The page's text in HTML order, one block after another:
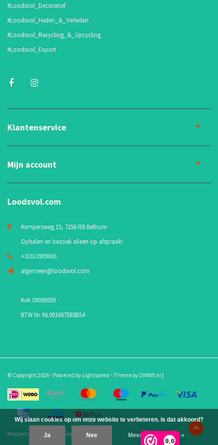
9,6
#Loodsvol_Decoratief
#Loodsvol_Heden_&_Verleden
#Loodsvol_Recycling_&_Upcycling
#Loodsvol_Export
Klantenservice
Mijn account
Loodsvol.com
Kempersweg 15, 7156 RB Beltrum
Ophalen en bezoek alleen op afspraak!
+31613909665
algemeen@loodsvol.com
KvK 09099009
BTW Nr. NL001667583B54
© Copyright 2026 - Powered by Lightspeed - Theme by DMWS.nl |
Meulenveld.com beoordelingen op
Wij slaan cookies op om onze website te verbeteren. Is dat akkoord?
Ja Nee Meer over cookies »